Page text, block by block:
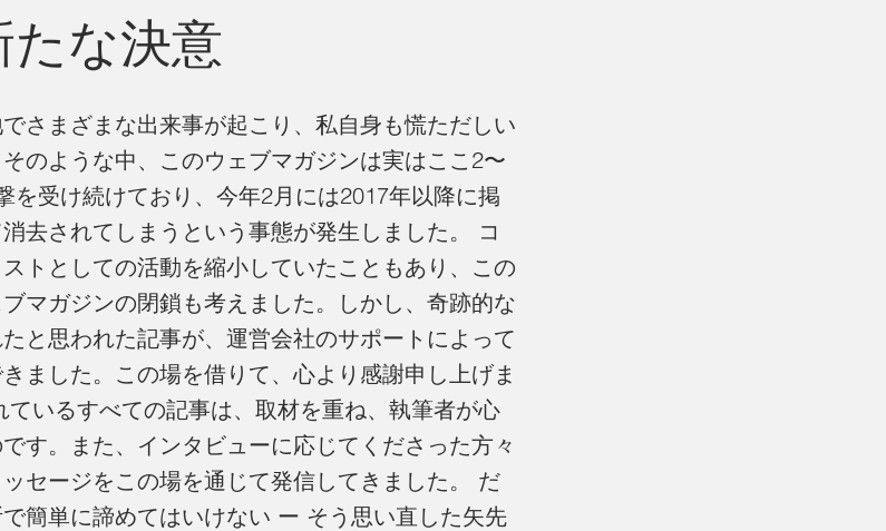
な決意
さまざまな出来事が起こり、私自身も慌ただしい
のような中、このウェブマガジンは実はここ2〜
を受け続けており、今年2月には2017年以降に掲
去されてしまうという事態が発生しました。 コ
トとしての活動を縮小していたこともあり、この
マガジンの閉鎖も考えました。しかし、奇跡的な
と思われた記事が、運営会社のサポートによって
ました。この場を借りて、心より感謝申し上げま
いるすべての記事は、取材を重ね、執筆者が心
す。また、インタビューに応じてくださった方々
セージをこの場を通じて発信してきました。 だ
簡単に諦めてはいけない ー そう思い直した矢先